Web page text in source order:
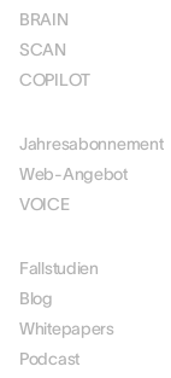
BRAIN
SCAN
COPILOT
Jahresabonnement
Web-Angebot
VOICE
Fallstudien
Blog
Whitepapers
Podcast